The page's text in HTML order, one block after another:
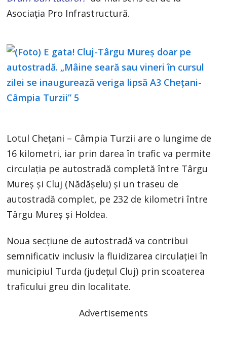
Asociația Pro Infrastructură.
Lotul Chețani – Câmpia Turzii are o lungime de
16 kilometri, iar prin darea în trafic va permite
circulația pe autostradă completă între Târgu
Mureș și Cluj (Nădășelu) și un traseu de
autostradă complet, pe 232 de kilometri între
Târgu Mureș și Holdea.
Noua secțiune de autostradă va contribui
semnificativ inclusiv la fluidizarea circulației în
municipiul Turda (județul Cluj) prin scoaterea
traficului greu din localitate.
Advertisements